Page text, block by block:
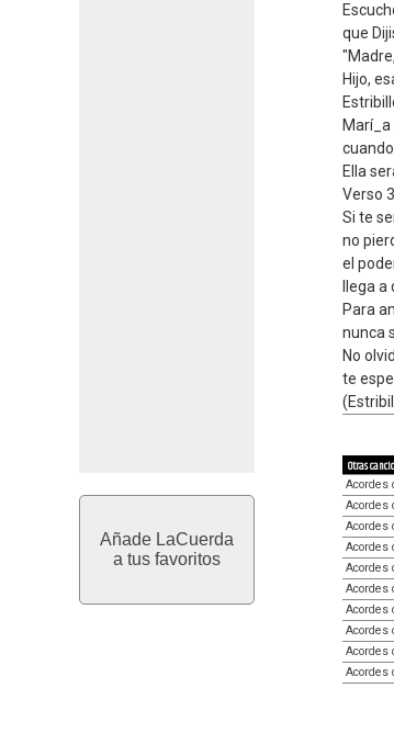
Añade LaCuerda
a tus favoritos
que
Hijo,
Ella
Verso
Si te
no
el
llega
Para
nunca
No
te
Otras
Acordes
Acordes
Acordes
Acordes
Acordes
Acordes
Acordes
Acordes
Acordes
Acordes